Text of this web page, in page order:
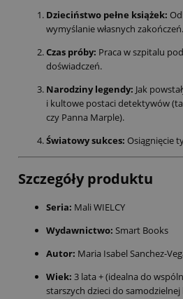
Dzieciństwo pełne książek:
wymyślanie własnych zakończeń.
Czas próby: Praca w szpitalu
doświadczeń.
Narodziny legendy: Jak
i kultowe postaci detektywów
czy Panna Marple).
Światowy sukces: Osiągnięcie
Szczegóły produktu
Seria: Mali WIELCY
Wydawnictwo: Smart Books
Autor: Maria Isabel Sanchez-
Wiek: 3 lata + (idealna do
starszych dzieci do